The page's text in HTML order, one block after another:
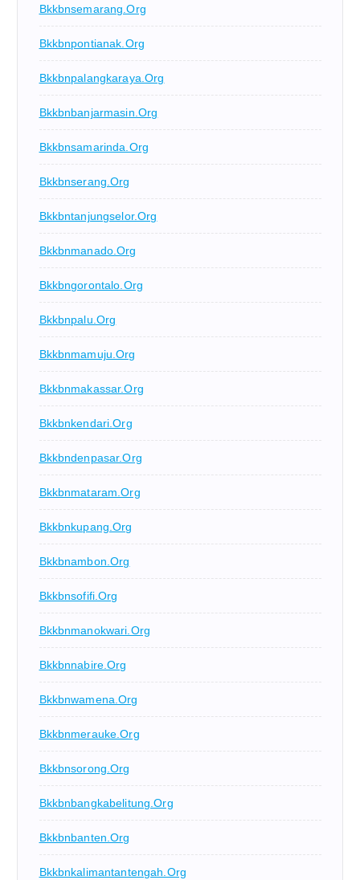
Bkkbnsemarang.org
Bkkbnpontianak.org
Bkkbnpalangkaraya.org
Bkkbnbanjarmasin.org
Bkkbnsamarinda.org
Bkkbnserang.org
Bkkbntanjungselor.org
Bkkbnmanado.org
Bkkbngorontalo.org
Bkkbnpalu.org
Bkkbnmamuju.org
Bkkbnmakassar.org
Bkkbnkendari.org
Bkkbndenpasar.org
Bkkbnmataram.org
Bkkbnkupang.org
Bkkbnambon.org
Bkkbnsofifi.org
Bkkbnmanokwari.org
Bkkbnnabire.org
Bkkbnwamena.org
Bkkbnmerauke.org
Bkkbnsorong.org
Bkkbnbangkabelitung.org
Bkkbnbanten.org
Bkkbnkalimantantengah.org